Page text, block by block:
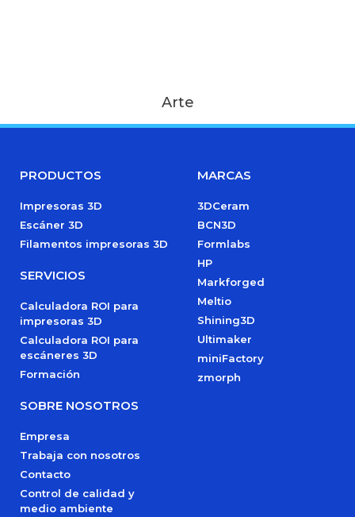
Arte
PRODUCTOS
Impresoras 3D
Escáner 3D
Filamentos impresoras 3D
SERVICIOS
Calculadora ROI para
impresoras 3D
Calculadora ROI para
escáneres 3D
Formación
SOBRE NOSOTROS
Empresa
Trabaja con nosotros
Contacto
Control de calidad y
medio ambiente
MARCAS
3DCeram
BCN3D
Formlabs
HP
Markforged
Meltio
Shining3D
Ultimaker
miniFactory
zmorph